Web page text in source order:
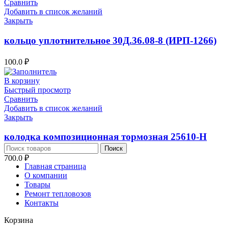
Сравнить
Добавить в список желаний
Закрыть
кольцо уплотнительное 30Д.36.08-8 (ИРП-1266)
100.0 ₽
В корзину
Быстрый просмотр
Сравнить
Добавить в список желаний
Закрыть
колодка композиционная тормозная 25610-Н
700.0 ₽
Поиск
Главная страница
О компании
Товары
Ремонт тепловозов
Контакты
Корзина